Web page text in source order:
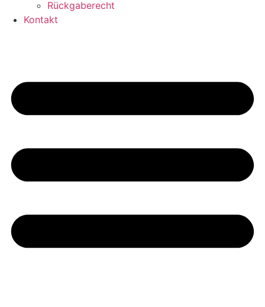
Rückgaberecht
Kontakt